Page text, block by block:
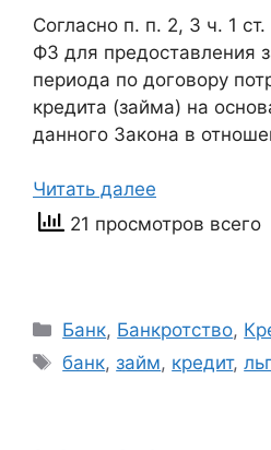
Согласно п. п. 2, 3 ч. 1
ФЗ для предоставления
периода по договору
кредита (займа) на
данного Закона в
Читать далее
21 просмотров всего
Рубрики
Банк, Банкротство,
Метки
банк, займ, кредит,